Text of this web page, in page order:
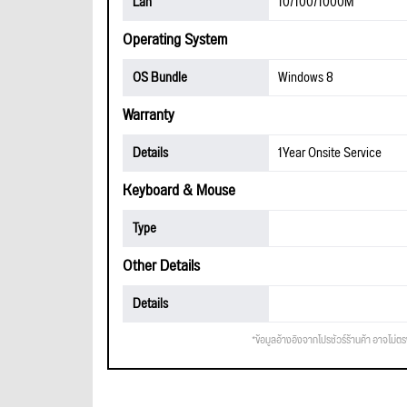
Operating System
OS Bundle Windows 8
Warranty
Details 1Year Onsite Service
Keyboard & Mouse
Type
Other Details
Details
*ข้อมูลอ้างอิงจากโปรชัวร์ร้านค้า อาจไม่